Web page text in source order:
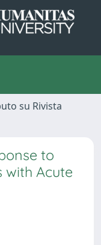
su Rivista
to
with Acute